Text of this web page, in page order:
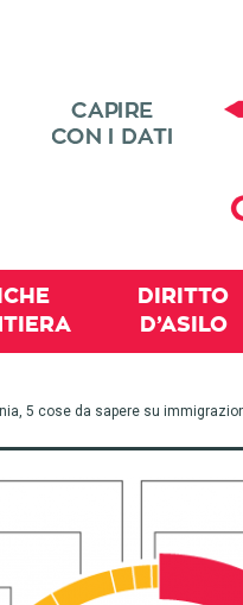
DIRITTO
D’ASILO
5 cose da sapere su